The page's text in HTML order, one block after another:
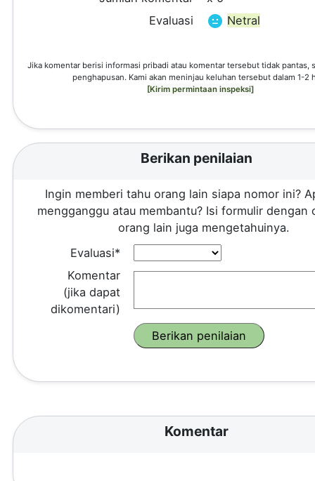
Evaluasi
Netral
Jika komentar berisi informasi pribadi atau komentar tersebut tidak pantas,
penghapusan. Kami akan meninjau keluhan tersebut dalam 1-2
[Kirim permintaan inspeksi]
Berikan penilaian
Ingin memberi tahu orang lain siapa nomor ini?
mengganggu atau membantu? Isi formulir dengan
orang lain juga mengetahuinya.
Evaluasi*
Komentar
(jika dapat
dikomentari)
Komentar